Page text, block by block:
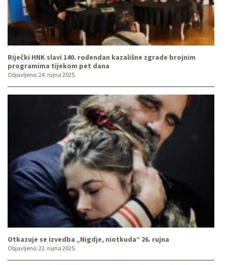
Riječki HNK slavi 140. rođendan kazališne zgrade brojnim
programima tijekom pet dana
Objavljeno: 24. rujna 2025.
Otkazuje se izvedba „Nigdje, niotkuda“ 26. rujna
Objavljeno: 22. rujna 2025.